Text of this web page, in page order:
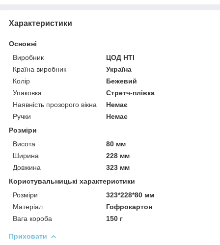
Характеристики
Основні
Виробник
ЦОД НТІ
Країна виробник
Україна
Колір
Бежевий
Упаковка
Стретч-плівка
Наявність прозорого вікна
Немає
Ручки
Немає
Розміри
Висота
80 мм
Ширина
228 мм
Довжина
323 мм
Користувальницькі характеристики
Розміри
323*228*80 мм
Матеріал
Гофрокартон
Вага короба
150 г
Приховати